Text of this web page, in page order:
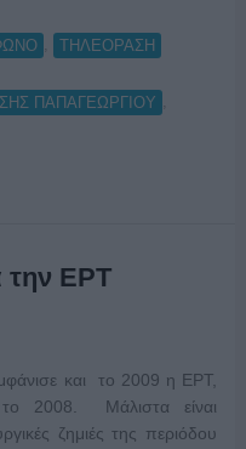
ΤΗΛΕΟΡΑΣΗ
ΠΑΠΑΓΕΩΡΓΙΟΥ
την ΕΡΤ
και το 2009 η ΕΡΤ,
2008. Μάλιστα είναι
ζημιές της περιόδου